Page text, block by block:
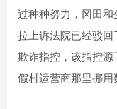
过种种努力，冈田
拉上诉法院已经驳
欺诈指控，该指控
假村运营商那里挪用